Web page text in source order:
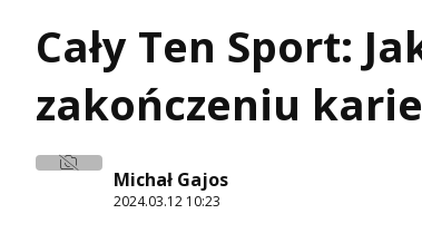
Cały Ten Sport:
zakończeniu
Michał Gajos
2024.03.12 10:23